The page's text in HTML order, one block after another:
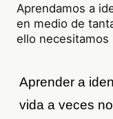
Aprendamos a
en medio de
ello
Aprender a
vida a veces